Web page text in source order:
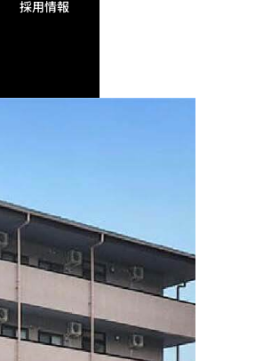
採用情報